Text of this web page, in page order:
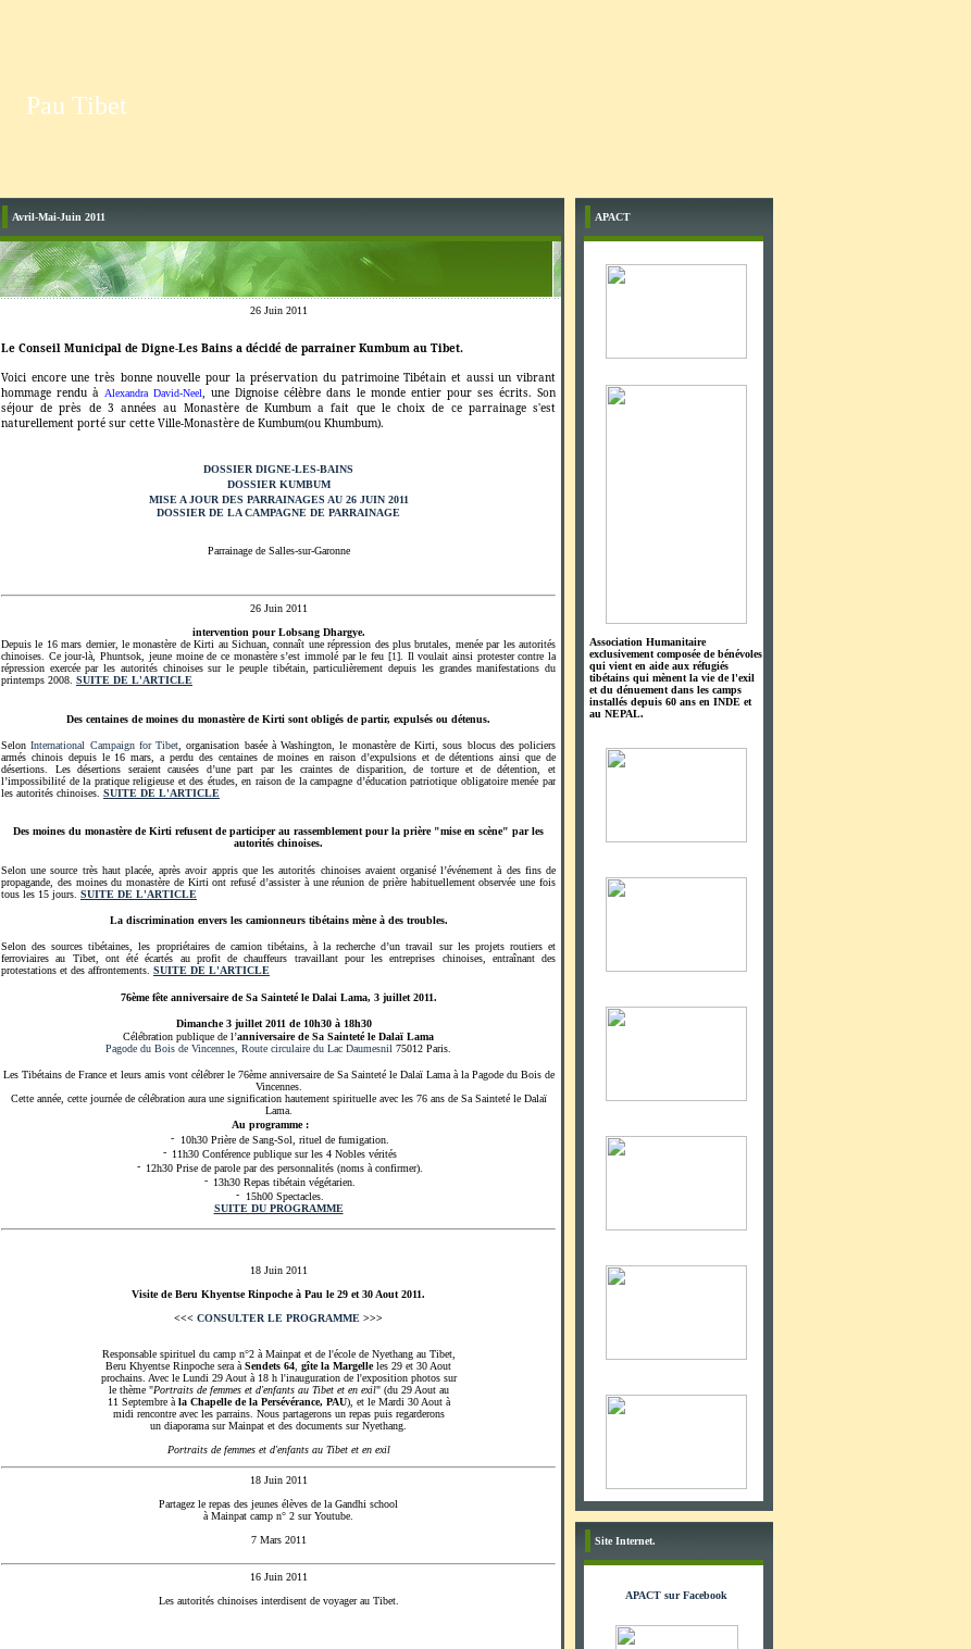
Pau Tibet
Avril-Mai-Juin 2011
26 Juin 2011
Le Conseil Municipal de Digne-Les Bains a décidé de parrainer Kumbum au Tibet.
Voici encore une très bonne nouvelle pour la préservation du patrimoine Tibétain et aussi un vibrant
hommage rendu à Alexandra David-Neel, une Dignoise célèbre dans le monde entier pour ses écrits. Son
séjour de près de 3 années au Monastère de Kumbum a fait que le choix de ce parrainage s'est
naturellement porté sur cette Ville-Monastère de Kumbum(ou Khumbum).
DOSSIER DIGNE-LES-BAINS
DOSSIER KUMBUM
MISE A JOUR DES PARRAINAGES AU 26 JUIN 2011
DOSSIER DE LA CAMPAGNE DE PARRAINAGE
Parrainage de Salles-sur-Garonne
26 Juin 2011
intervention pour Lobsang Dhargye.
Depuis le 16 mars dernier, le monastère de Kirti au Sichuan, connaît une répression des plus brutales, menée par les autorités
chinoises. Ce jour-là, Phuntsok, jeune moine de ce monastère s’est immolé par le feu [1]. Il voulait ainsi protester contre la
répression exercée par les autorités chinoises sur le peuple tibétain, particulièrement depuis les grandes manifestations du
printemps 2008. SUITE DE L'ARTICLE
Des centaines de moines du monastère de Kirti sont obligés de partir, expulsés ou détenus.
SelonInternational Campaign for Tibet , organisation basée à Washington, le monastère de Kirti, sous blocus des policiers
armés chinois depuis le 16 mars, a perdu des centaines de moines en raison d’expulsions et de détentions ainsi que de
désertions. Les désertions seraient causées d’une part par les craintes de disparition, de torture et de détention, et
l’impossibilité de la pratique religieuse et des études, en raison de la campagne d’éducation patriotique obligatoire menée par
les autorités chinoises. SUITE DE L'ARTICLE
Des moines du monastère de Kirti refusent de participer au rassemblement pour la prière "mise en scène" par les
autorités chinoises.
Selon une source très haut placée, après avoir appris que les autorités chinoises avaient organisé l’événement à des fins de
propagande, des moines du monastère de Kirti ont refusé d’assister à une réunion de prière habituellement observée une fois
tous les 15 jours. SUITE DE L'ARTICLE
La discrimination envers les camionneurs tibétains mène à des troubles.
Selon des sources tibétaines, les propriétaires de camion tibétains, à la recherche d’un travail sur les projets routiers et
ferroviaires au Tibet, ont été écartés au profit de chauffeurs travaillant pour les entreprises chinoises, entraînant des
protestations et des affrontements. SUITE DE L'ARTICLE
76ème fête anniversaire de Sa Sainteté le Dalai Lama, 3 juillet 2011.
Dimanche 3 juillet 2011 de 10h30 à 18h30
Célébration publique de l’anniversaire de Sa Sainteté le Dalaï Lama
Pagode du Bois de Vincennes, Route circulaire du Lac Daumesnil 75012 Paris.
Les Tibétains de France et leurs amis vont célébrer le 76ème anniversaire de Sa Sainteté le Dalaï Lama à la Pagode du Bois de
Vincennes.
Cette année, cette journée de célébration aura une signification hautement spirituelle avec les 76 ans de Sa Sainteté le Dalaï
Lama.
Au programme :
10h30 Prière de Sang-Sol, rituel de fumigation.
11h30 Conférence publique sur les 4 Nobles vérités
12h30 Prise de parole par des personnalités (noms à confirmer).
13h30 Repas tibétain végétarien.
15h00 Spectacles.
SUITE DU PROGRAMME
18 Juin 2011
Visite de Beru Khyentse Rinpoche à Pau le 29 et 30 Aout 2011.
<<< CONSULTER LE PROGRAMME >>>
Responsable spirituel du camp n°2 à Mainpat et de l'école de Nyethang au Tibet,
Beru Khyentse Rinpoche sera àSendets 64, gîte la Margelleles 29 et 30 Aout
prochains. Avec le Lundi 29 Aout à 18 h l'inauguration de l'exposition photos sur
le thème "Portraits de femmes et d'enfants au Tibet et en exil" (du 29 Aout au
11 Septembre àla Chapelle de la Persévérance, PAU), et le Mardi 30 Aout à
midi rencontre avec les parrains. Nous partagerons un repas puis regarderons
un diaporama sur Mainpat et des documents sur Nyethang.
Portraits de femmes et d'enfants au Tibet et en exil
18 Juin 2011
Partagez le repas des jeunes élèves de la Gandhi school
à Mainpat camp n° 2 sur Youtube.
7 Mars 2011
16 Juin 2011
Les autorités chinoises interdisent de voyager au Tibet.
APACT
Association Humanitaire
exclusivement composée de bénévoles
qui vient en aide aux réfugiés
tibétains qui mènent la vie de l'exil
et du dénuement dans les camps
installés depuis 60 ans en INDE et
au NEPAL.
Site Internet.
APACT sur Facebook